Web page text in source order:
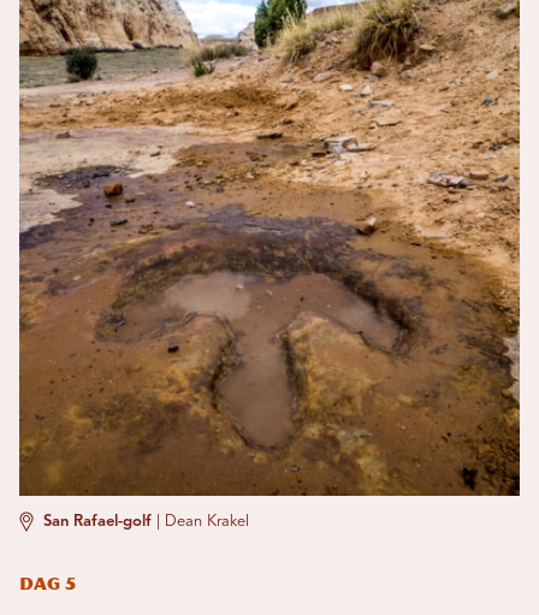
San Rafael-golf Dean Krakel
Dag 5